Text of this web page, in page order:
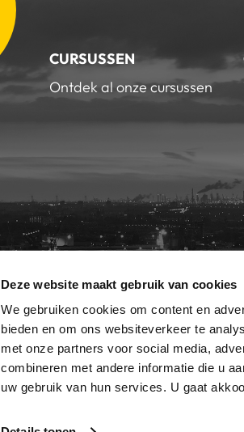
Deze website maakt gebruik van cookies
We gebruiken cookies om content en
bieden en om ons websiteverkeer te
met onze partners voor social media,
combineren met andere informatie die u
uw gebruik van hun services. U gaat
CURSUSSEN
Ontdek al onze cursussen
INSCHRIJVEN SKVR
NIEUWSBRIEF
SKVR,